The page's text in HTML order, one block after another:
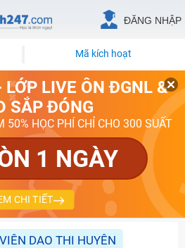
ĐĂNG NHẬP
Mã kích hoạt
LỚP LIVE ÔN ĐGNL &
SẮP ĐÓNG
50% HỌC PHÍ CHỈ CHO 300 SUẤT
1 NGÀY
CHI TIẾT
DAO THI HUYÊN